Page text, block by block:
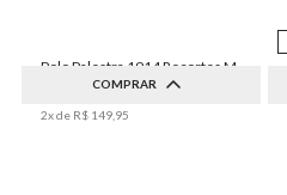
COMPRAR
2x de R$ 149 95